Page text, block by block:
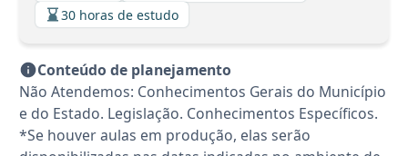
30 horas de estudo
Conteúdo de planejamento
Não Atendemos: Conhecimentos Gerais do Município
e do Estado. Legislação. Conhecimentos Específicos.
*Se houver aulas em produção, elas serão